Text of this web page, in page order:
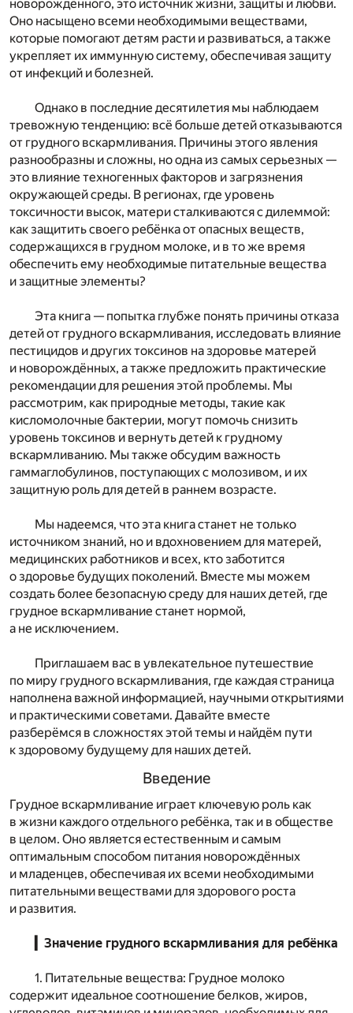
новорождённого, это источник жизни, защиты и любви.
Оно насыщено всеми необходимыми веществами,
которые помогают детям расти и развиваться, а также
укрепляет их иммунную систему, обеспечивая защиту
от инфекций и болезней.
Однако в последние десятилетия мы наблюдаем
тревожную тенденцию: всё больше детей отказываются
от грудного вскармливания. Причины этого явления
разнообразны и сложны, но одна из самых серьезных —
это влияние техногенных факторов и загрязнения
окружающей среды. В регионах, где уровень
токсичности высок, матери сталкиваются с дилеммой:
как защитить своего ребёнка от опасных веществ,
содержащихся в грудном молоке, и в то же время
обеспечить ему необходимые питательные вещества
и защитные элементы?
Эта книга — попытка глубже понять причины отказа
детей от грудного вскармливания, исследовать влияние
пестицидов и других токсинов на здоровье матерей
и новорождённых, а также предложить практические
рекомендации для решения этой проблемы. Мы
рассмотрим, как природные методы, такие как
кисломолочные бактерии, могут помочь снизить
уровень токсинов и вернуть детей к грудному
вскармливанию. Мы также обсудим важность
гаммаглобулинов, поступающих с молозивом, и их
защитную роль для детей в раннем возрасте.
Мы надеемся, что эта книга станет не только
источником знаний, но и вдохновением для матерей,
медицинских работников и всех, кто заботится
о здоровье будущих поколений. Вместе мы можем
создать более безопасную среду для наших детей, где
грудное вскармливание станет нормой,
а не исключением.
Приглашаем вас в увлекательное путешествие
по миру грудного вскармливания, где каждая страница
наполнена важной информацией, научными открытиями
и практическими советами. Давайте вместе
разберёмся в сложностях этой темы и найдём пути
к здоровому будущему для наших детей.
Введение
Грудное вскармливание играет ключевую роль как
в жизни каждого отдельного ребёнка, так и в обществе
в целом. Оно является естественным и самым
оптимальным способом питания новорождённых
и младенцев, обеспечивая их всеми необходимыми
питательными веществами для здорового роста
и развития.
▎Значение грудного вскармливания для ребёнка
1. Питательные вещества: Грудное молоко
содержит идеальное соотношение белков, жиров,